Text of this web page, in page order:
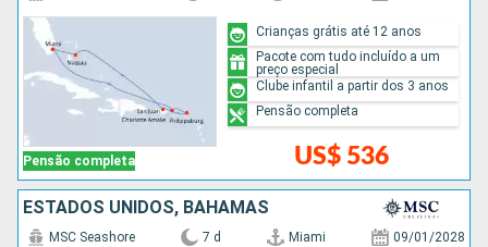
Pensão completa US$ 536
Crianças grátis até 12 anos
Pacote com tudo incluído a um
preço especial
Clube infantil a partir dos 3 anos
Pensão completa
ESTADOS UNIDOS, BAHAMAS
MSC Seashore 7 d Miami 09/01/2028